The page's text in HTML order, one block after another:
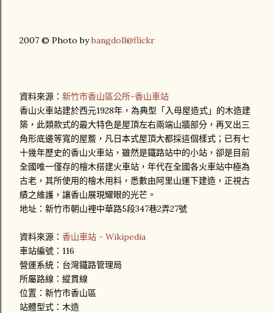
2007 © Photo bybangdoll@flickr
資料來源： 新竹市香山區公所-香山車站
香山火車站建於西元1928年，為典型「入母屋造式」的木造建
築，此類款式的最大特色是屋頂左右兩端山牆部分，再叉出三
角形底邊等寬的屋簷，凡日本式屋頂大都採這個樣式；已有七
十幾年歷史的香山火車站，雖然是鐵路站中的小站，卻是目前
全國唯一僅存的檜木搭建火車站，年代在全國各火車站中極為
古老，其所使用的檜木用料，悉數由阿里山運下建造，正視古
績之維護，讓香山展現耀眼的光芒。
地址：新竹市朝山裡中華路5段347巷2弄27號
資料來源： 香山車站 - Wikipedia
車站編號：116
營運系統：台灣鐵路管理局
所屬路線：縱貫線
位置：新竹市香山區
站體型式：木造